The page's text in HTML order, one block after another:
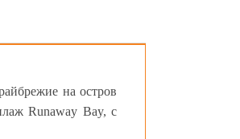
на остров
Runaway Bay, с